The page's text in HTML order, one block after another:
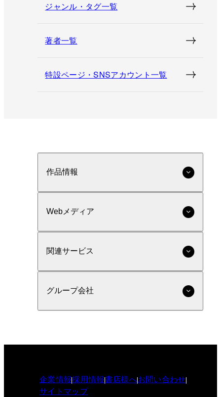
ジャンル・タグ一覧
著者一覧
特設ページ・SNSアカウント一覧
作品情報
Webメディア
関連サービス
グループ会社
企業情報採用情報書店様へお問い合わせ
サイトマップ